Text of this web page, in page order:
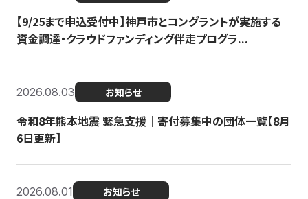
【9/25まで申込受付中】神戸市とコングラントが実施する
資金調達・クラウドファンディング伴走プログラ...
2026.08.03 お知らせ
令和8年熊本地震 緊急支援｜寄付募集中の団体一覧【8月
6日更新】
2026.08.01 お知らせ